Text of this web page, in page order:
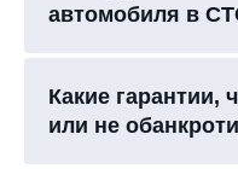
автомобиля в
Какие гарантии,
или не